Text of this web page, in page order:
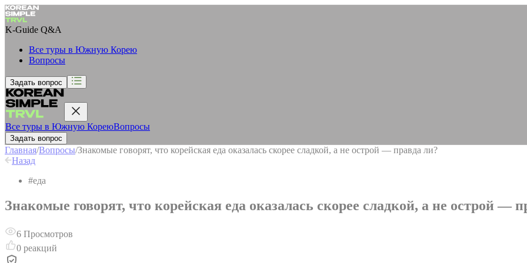
K-Guide Q&A
Все туры в Южную Корею
Вопросы
Задать вопрос
Все туры в Южную КореюВопросы
Задать вопрос
Главная/Вопросы/Знакомые говорят, что корейская еда оказалась скорее сладкой, а не острой — правда ли?
Назад
#еда
Знакомые говорят, что корейская еда оказалась скорее сладкой, а не острой —
6 Просмотров
0 реакций